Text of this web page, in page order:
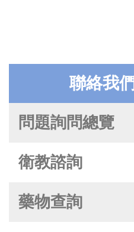
聯絡我們
問題詢問總覽
衛教諮詢
藥物查詢